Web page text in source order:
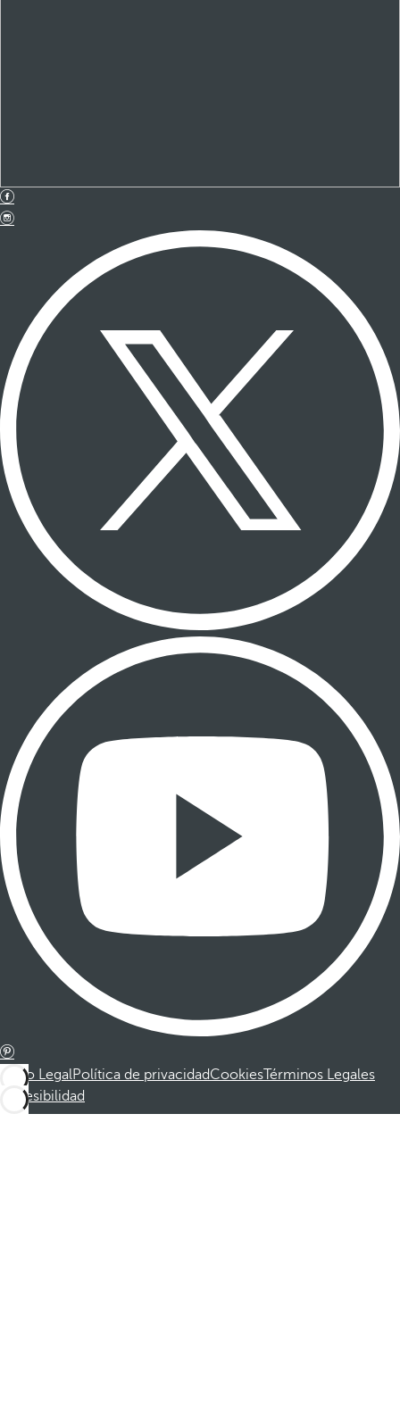
Aviso LegalPolítica de privacidadCookies Términos Legales
Accesibilidad